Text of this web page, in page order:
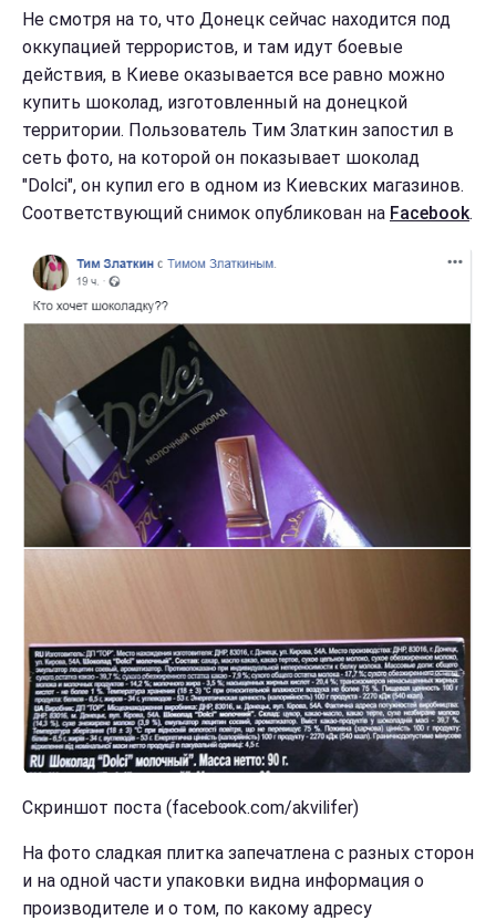
Не смотря на то, что Донецк сейчас находится под
оккупацией террористов, и там идут боевые
действия, в Киеве оказывается все равно можно
купить шоколад, изготовленный на донецкой
территории. Пользователь Тим Златкин запостил в
сеть фото, на которой он показывает шоколад
"Dolci", он купил его в одном из Киевских магазинов.
Соответствующий снимок опубликован на Facebook.
Скриншот поста (facebook.com/akvilifer)
На фото сладкая плитка запечатлена с разных сторон
и на одной части упаковки видна информация о
производителе и о том, по какому адресу